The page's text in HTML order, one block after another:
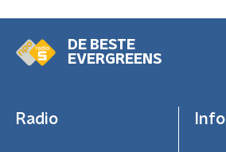
DE BESTE
EVERGREENS
Radio Info